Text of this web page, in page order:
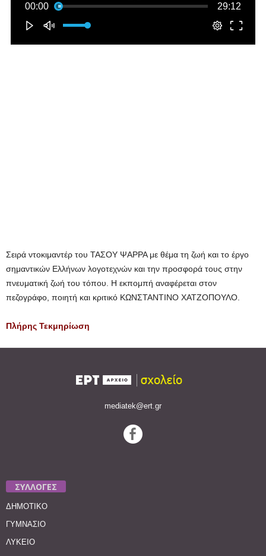
Σειρά ντοκιμαντέρ του ΤΑΣΟΥ ΨΑΡΡΑ με θέμα τη ζωή και το έργο
σημαντικών Ελλήνων λογοτεχνών και την προσφορά τους στην
πνευματική ζωή του τόπου. Η εκπομπή αναφέρεται στον
πεζογράφο, ποιητή και κριτικό ΚΩΝΣΤΑΝΤΙΝΟ ΧΑΤΖΟΠΟΥΛΟ.
Πλήρης Τεκμηρίωση
mediatek@ert.gr
ΣΥΛΛΟΓΕΣ
ΔΗΜΟΤΙΚΟ
ΓΥΜΝΑΣΙΟ
ΛΥΚΕΙΟ